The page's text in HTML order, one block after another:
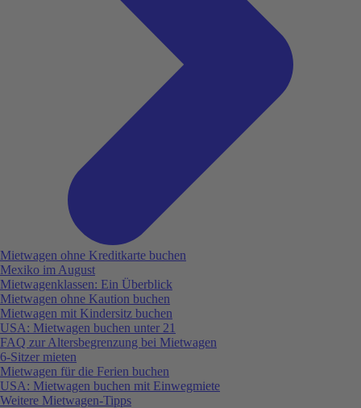
Mietwagen ohne Kreditkarte buchen
Mexiko im August
Mietwagenklassen: Ein Überblick
Mietwagen ohne Kaution buchen
Mietwagen mit Kindersitz buchen
USA: Mietwagen buchen unter 21
FAQ zur Altersbegrenzung bei Mietwagen
6-Sitzer mieten
Mietwagen für die Ferien buchen
USA: Mietwagen buchen mit Einwegmiete
Weitere Mietwagen-Tipps